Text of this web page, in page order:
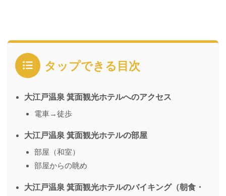
タップできる目次
大江戸温泉 箕面観光ホテルへのアクセス
電車→徒歩
大江戸温泉 箕面観光ホテルの部屋
部屋（和室）
部屋からの眺め
大江戸温泉 箕面観光ホテルのバイキング（朝食・